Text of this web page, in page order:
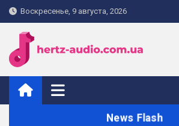
Skip
to
content
Воскресенье, 9 августа, 2026
hertz-audio.com.ua
News Flash